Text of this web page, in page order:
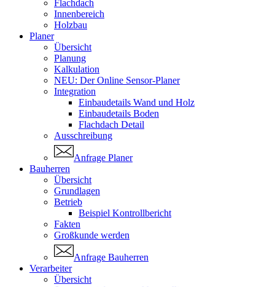
Flachdach
Innenbereich
Holzbau
Planer
Übersicht
Planung
Kalkulation
NEU: Der Online Sensor-Planer
Integration
Einbaudetails Wand und Holz
Einbaudetails Boden
Flachdach Detail
Ausschreibung
Anfrage Planer
Bauherren
Übersicht
Grundlagen
Betrieb
Beispiel Kontrollbericht
Fakten
Großkunde werden
Anfrage Bauherren
Verarbeiter
Übersicht